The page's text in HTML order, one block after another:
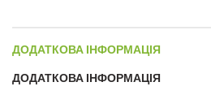
ДОДАТКОВА ІНФОРМАЦІЯ
ДОДАТКОВА ІНФОРМАЦІЯ